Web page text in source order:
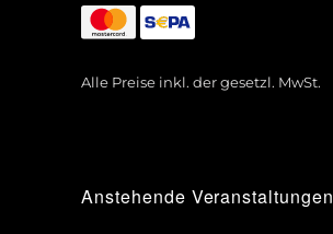
Alle Preise inkl. der gesetzl. MwSt.
Anstehende Veranstaltungen